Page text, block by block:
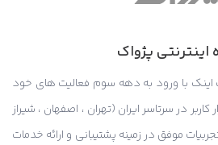
اینترنتی پژواک
اینک با ورود به دهه سوم فعالیت های خود
در سرتاسر ایران (تهران ، اصفهان ، شیراز
موفق در زمینه پشتیبانی و ارائه خدمات